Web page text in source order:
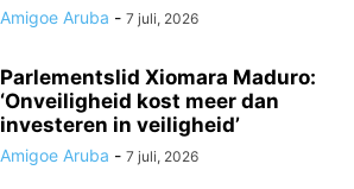
Amigoe Aruba - 7 juli, 2026
Parlementslid Xiomara Maduro:
‘Onveiligheid kost meer dan
investeren in veiligheid’
Amigoe Aruba - 7 juli, 2026